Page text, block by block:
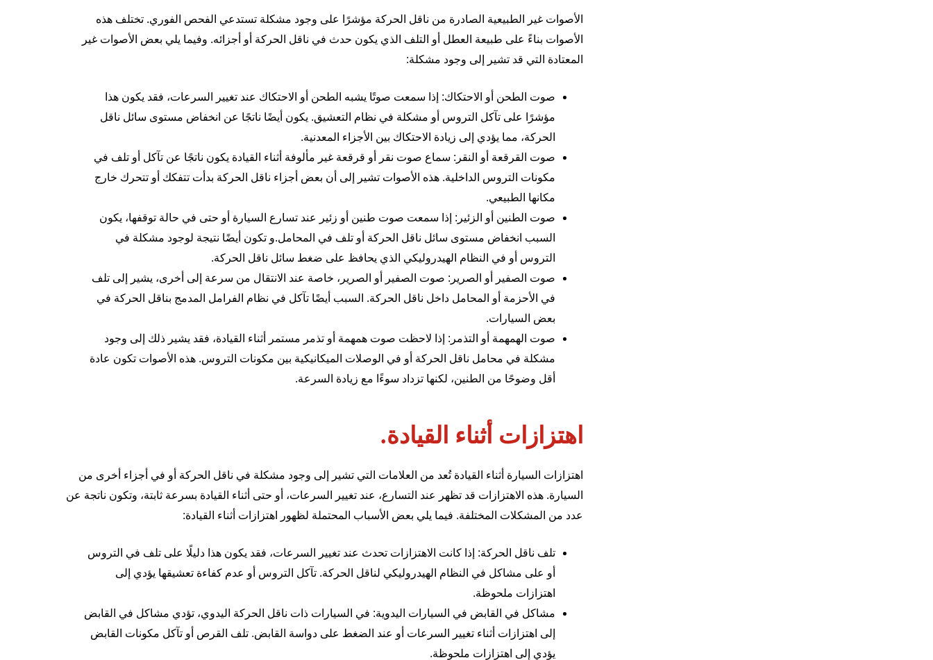
الأصوات غير الطبيعية الصادرة من ناقل الحركة مؤشرًا على وجود مشكلة تستدعي الفحص الفوري. تختلف هذه
الأصوات بناءً على طبيعة العطل أو التلف الذي يكون حدث في ناقل الحركة أو أجزائه. وفيما يلي بعض الأصوات غير
المعتادة التي قد تشير إلى وجود مشكلة:
صوت الطحن أو الاحتكاك: إذا سمعت صوتًا يشبه الطحن أو الاحتكاك عند تغيير السرعات، فقد يكون هذا
مؤشرًا على تآكل التروس أو مشكلة في نظام التعشيق. يكون أيضًا ناتجًا عن انخفاض مستوى سائل ناقل
الحركة، مما يؤدي إلى زيادة الاحتكاك بين الأجزاء المعدنية.
صوت القرقعة أو النقر: سماع صوت نقر أو قرقعة غير مألوفة أثناء القيادة يكون ناتجًا عن تآكل أو تلف في
مكونات التروس الداخلية. هذه الأصوات تشير إلى أن بعض أجزاء ناقل الحركة بدأت تتفكك أو تتحرك خارج
مكانها الطبيعي.
صوت الطنين أو الزئير: إذا سمعت صوت طنين أو زئير عند تسارع السيارة أو حتى في حالة توقفها، يكون
السبب انخفاض مستوى سائل ناقل الحركة أو تلف في المحامل.و تكون أيضًا نتيجة لوجود مشكلة في
التروس أو في النظام الهيدروليكي الذي يحافظ على ضغط سائل ناقل الحركة.
صوت الصفير أو الصرير: صوت الصفير أو الصرير، خاصة عند الانتقال من سرعة إلى أخرى، يشير إلى تلف
في الأحزمة أو المحامل داخل ناقل الحركة. السبب أيضًا تآكل في نظام الفرامل المدمج بناقل الحركة في
بعض السيارات.
صوت الهمهمة أو التذمر: إذا لاحظت صوت همهمة أو تذمر مستمر أثناء القيادة، فقد يشير ذلك إلى وجود
مشكلة في محامل ناقل الحركة أو في الوصلات الميكانيكية بين مكونات التروس. هذه الأصوات تكون عادة
أقل وضوحًا من الطنين، لكنها تزداد سوءًا مع زيادة السرعة.
اهتزازات أثناء القيادة.
اهتزازات السيارة أثناء القيادة تُعد من العلامات التي تشير إلى وجود مشكلة في ناقل الحركة أو في أجزاء أخرى من
السيارة. هذه الاهتزازات قد تظهر عند التسارع، عند تغيير السرعات، أو حتى أثناء القيادة بسرعة ثابتة، وتكون ناتجة عن
عدد من المشكلات المختلفة. فيما يلي بعض الأسباب المحتملة لظهور اهتزازات أثناء القيادة:
تلف ناقل الحركة: إذا كانت الاهتزازات تحدث عند تغيير السرعات، فقد يكون هذا دليلًا على تلف في التروس
أو على مشاكل في النظام الهيدروليكي لناقل الحركة. تآكل التروس أو عدم كفاءة تعشيقها يؤدي إلى
اهتزازات ملحوظة.
مشاكل في القابض في السيارات اليدوية: في السيارات ذات ناقل الحركة اليدوي، تؤدي مشاكل في القابض
إلى اهتزازات أثناء تغيير السرعات أو عند الضغط على دواسة القابض. تلف القرص أو تآكل مكونات القابض
يؤدي إلى اهتزازات ملحوظة.